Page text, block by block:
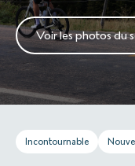
Voir les photos du
Incontournable